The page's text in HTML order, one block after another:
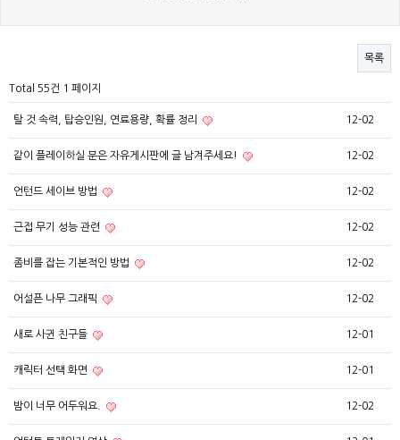
목록
Total 55건 1 페이지
탈 것 속력, 탑승인원, 연료용량, 확률 정리 12-02
같이 플레이하실 분은 자유게시판에 글 남겨주세요! 12-02
언턴드 세이브 방법 12-02
근접 무기 성능 관련 12-02
좀비를 잡는 기본적인 방법 12-02
어설픈 나무 그래픽 12-02
새로 사귄 친구들 12-01
캐릭터 선택 화면 12-01
밤이 너무 어두워요. 12-02